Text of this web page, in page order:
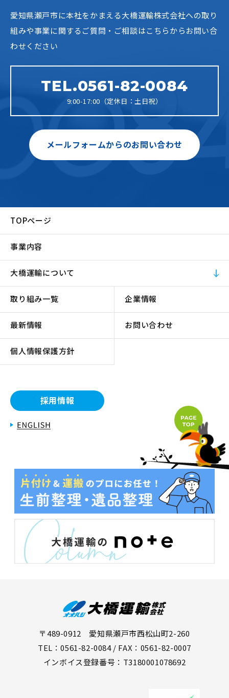
愛知県瀬戸市に本社をかまえる大橋運輸株式会社への取り
組みや事業に関するご質問・ご相談はこちらからお問い合
わせください
TEL.0561-82-0084
9:00-17:00（定休日：土日祝）
メールフォームからのお問い合わせ
TOPページ
事業内容
大橋運輸について
取り組み一覧 企業情報
最新情報 お問い合わせ
個人情報保護方針
採用情報
〒489-0912 愛知県瀬戸市西松山町2-260
TEL：0561-82-0084 / FAX：0561-82-0007
インボイス登録番号：T3180001078692